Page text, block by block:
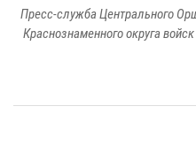
Пресс-служба Центрального
Краснознаменного округа